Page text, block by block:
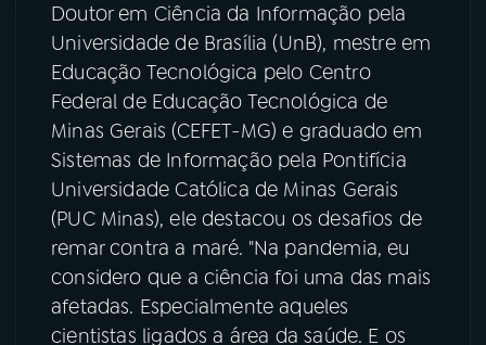
Doutor em Ciência da Informação pela
Universidade de Brasília (UnB), mestre em
Educação Tecnológica pelo Centro
Federal de Educação Tecnológica de
Minas Gerais (CEFET-MG) e graduado em
Sistemas de Informação pela Pontifícia
Universidade Católica de Minas Gerais
(PUC Minas), ele destacou os desafios de
remar contra a maré. "Na pandemia, eu
considero que a ciência foi uma das mais
afetadas. Especialmente aqueles
cientistas ligados a área da saúde. E os